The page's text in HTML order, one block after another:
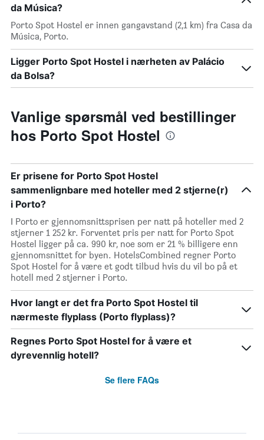
da Música?
Porto Spot Hostel er innen gangavstand (2,1 km) fra Casa da
Música, Porto.
Ligger Porto Spot Hostel i nærheten av Palácio
da Bolsa?
Vanlige spørsmål ved bestillinger
hos Porto Spot Hostel
Er prisene for Porto Spot Hostel
sammenlignbare med hoteller med 2 stjerne(r)
i Porto?
I Porto er gjennomsnittsprisen per natt på hoteller med 2
stjerner 1 252 kr. Forventet pris per natt for Porto Spot
Hostel ligger på ca. 990 kr, noe som er 21 % billigere enn
gjennomsnittet for byen. HotelsCombined regner Porto
Spot Hostel for å være et godt tilbud hvis du vil bo på et
hotell med 2 stjerner i Porto.
Hvor langt er det fra Porto Spot Hostel til
nærmeste flyplass (Porto flyplass)?
Regnes Porto Spot Hostel for å være et
dyrevennlig hotell?
Se flere FAQs